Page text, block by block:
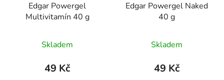
Edgar Powergel
Multivitamín 40 g
Skladem
49 Kč
Edgar Powergel Naked
40 g
Skladem
49 Kč